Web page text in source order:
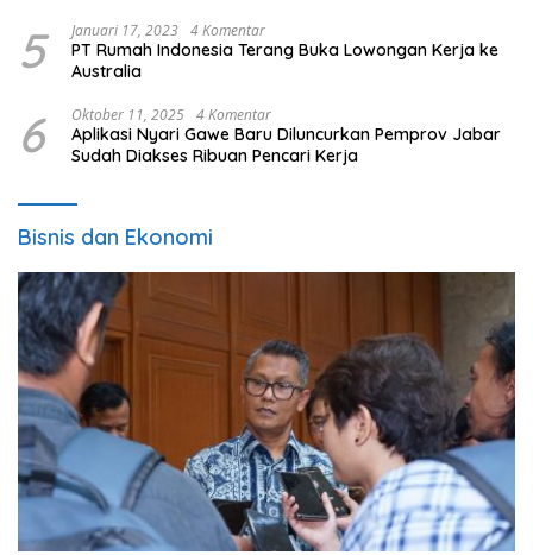
5 Januari 17, 2023 4 Komentar
PT Rumah Indonesia Terang Buka Lowongan Kerja ke
Australia
6 Oktober 11, 2025 4 Komentar
Aplikasi Nyari Gawe Baru Diluncurkan Pemprov Jabar
Sudah Diakses Ribuan Pencari Kerja
Bisnis dan Ekonomi